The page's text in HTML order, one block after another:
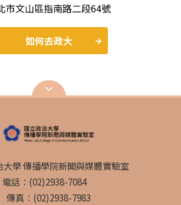
市文山區指南路二段64號
如何去政大
大學 傳播學院新聞與媒體實驗室
電話：(02)2938-7084
傳真：(02)2938-7983